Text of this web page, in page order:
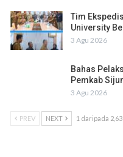
Tim
University
3 Agu 2026
Bahas
Pemkab
3 Agu 2026
PREV NEXT 1 daripada